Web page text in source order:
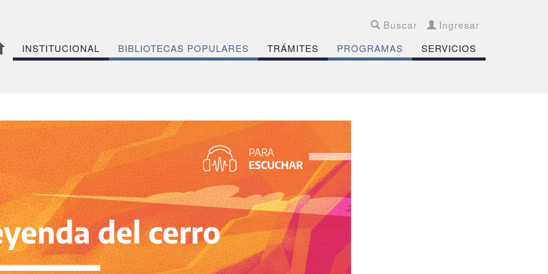
INSTITUCIONAL BIBLIOTECAS POPULARES TRÁMITES PROGRAMAS SERVICIOS
Buscar Ingresar